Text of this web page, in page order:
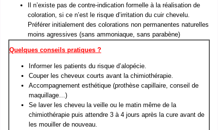
Il n’existe pas de contre-indication formelle à la réalisation de
coloration, si ce n’est le risque d’irritation du cuir chevelu.
Préférer initialement des colorations non permanentes naturelles
moins agressives (sans ammoniaque, sans parabène)
Quelques conseils pratiques ?
Informer les patients du risque d’alopécie.
Couper les cheveux courts avant la chimiothérapie.
Accompagnement esthétique (prothèse capillaire, conseil de
maquillage…)
Se laver les cheveu la veille ou le matin même de la
chimiothérapie puis attendre 3 à 4 jours après la cure avant de
les mouiller de nouveau.